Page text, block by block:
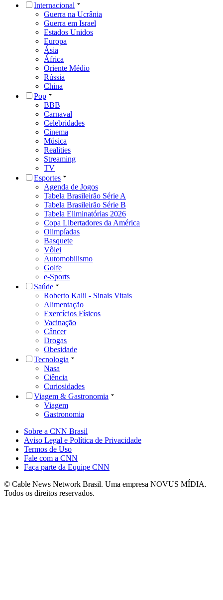
Internacional
Guerra na Ucrânia
Guerra em Israel
Estados Unidos
Europa
Ásia
África
Oriente Médio
Rússia
China
Pop
BBB
Carnaval
Celebridades
Cinema
Música
Realities
Streaming
TV
Esportes
Agenda de Jogos
Tabela Brasileirão Série A
Tabela Brasileirão Série B
Tabela Eliminatórias 2026
Copa Libertadores da América
Olimpíadas
Basquete
Vôlei
Automobilismo
Golfe
e-Sports
Saúde
Roberto Kalil - Sinais Vitais
Alimentação
Exercícios Físicos
Vacinação
Câncer
Drogas
Obesidade
Tecnologia
Nasa
Ciência
Curiosidades
Viagem & Gastronomia
Viagem
Gastronomia
Sobre a CNN Brasil
Aviso Legal e Política de Privacidade
Termos de Uso
Fale com a CNN
Faça parte da Equipe CNN
© Cable News Network Brasil. Uma empresa NOVUS MÍDIA.
Todos os direitos reservados.